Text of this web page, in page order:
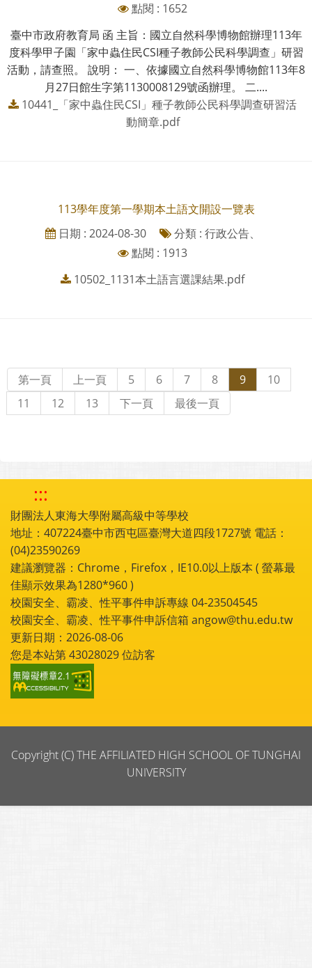
點閱 : 1652
臺中市政府教育局 函 主旨：國立自然科學博物館辦理113年
度科學甲子園「家中蟲住民CSI種子教師公民科學調查」研習
活動，請查照。 說明： 一、依據國立自然科學博物館113年8
月27日館生字第1130008129號函辦理。 二....
10441_「家中蟲住民CSI」種子教師公民科學調查研習活
動簡章.pdf
113學年度第一學期本土語文開設一覽表
日期 : 2024-08-30
分類 : 行政公告、
點閱 : 1913
10502_1131本土語言選課結果.pdf
第一頁 上一頁 5 6 7 8 9
10
11
12 13 下一頁 最後一頁
:::
財團法人東海大學附屬高級中等學校
地址：407224臺中市西屯區臺灣大道四段1727號 電話：
(04)23590269
建議瀏覽器：Chrome，Firefox，IE10.0以上版本 ( 螢幕最
佳顯示效果為1280*960 )
校園安全、霸凌、性平事件申訴專線 04-23504545
校園安全、霸凌、性平事件申訴信箱 angow@thu.edu.tw
更新日期：2026-08-06
您是本站第43028029位訪客
Copyright (C) THE AFFILIATED HIGH SCHOOL OF TUNGHAI
UNIVERSITY